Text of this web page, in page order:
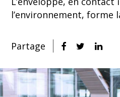
l’environnement, forme
Partage